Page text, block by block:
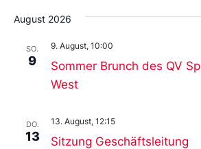
Sie
das
aus.
August 2026
SO.
9
Sommer Brunch des QV
West
9. August, 10:00
DO.
13 Sitzung Geschäftsleitung
13. August, 12:15